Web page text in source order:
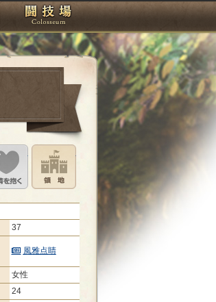
ショップ 闘技場
書く このキャラクターに感情を抱く
37
風雅点睛
女性
24